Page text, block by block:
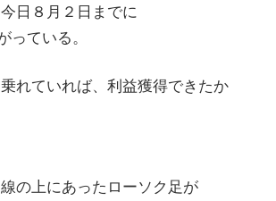
日８月２日までに
っている。
れていれば、利益獲得できたか
の上にあったローソク足が